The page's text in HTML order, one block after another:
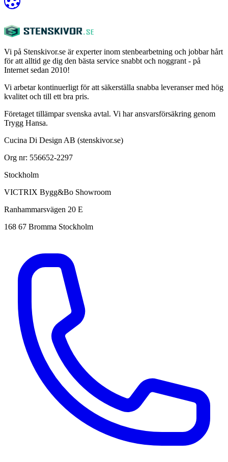
Vi på Stenskivor.se är experter inom stenbearbetning och jobbar hårt
för att alltid ge dig den bästa service snabbt och noggrant - på
Internet sedan 2010!
Vi arbetar kontinuerligt för att säkerställa snabba leveranser med hög
kvalitet och till ett bra pris.
Företaget tillämpar svenska avtal. Vi har ansvarsförsäkring genom
Trygg Hansa.
Cucina Di Design AB (stenskivor.se)
Org nr: 556652-2297
Stockholm
VICTRIX Bygg&Bo Showroom
Ranhammarsvägen 20 E
168 67 Bromma Stockholm